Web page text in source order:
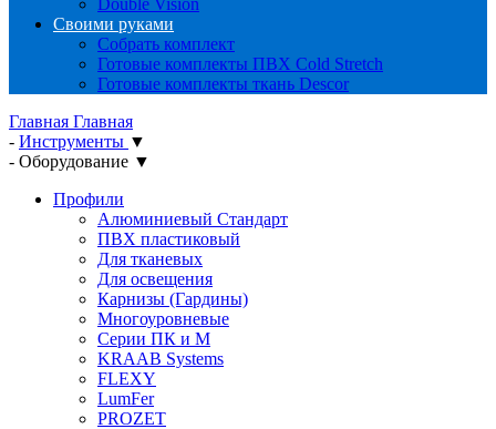
Своими руками
Собрать комплект
Готовые комплекты ПВХ Cold Stretch
Готовые комплекты ткань Descor
Главная Главная
- Инструменты ▼
- Оборудование ▼
Профили
Алюминиевый Стандарт
ПВХ пластиковый
Для тканевых
Для освещения
Карнизы (Гардины)
Многоуровневые
Серии ПК и М
KRAAB Systems
FLEXY
LumFer
PROZET